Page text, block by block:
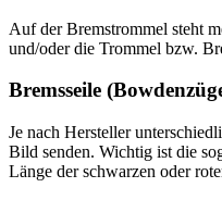
Auf der Bremstrommel steht
und/oder die Trommel bzw.
Bremsseile
Je nach Hersteller
Bild senden. Wichtig ist die
Länge der schwarzen oder